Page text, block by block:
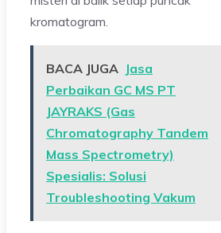
kromatogram.
BACA JUGA Jasa
Perbaikan GC MS PT
JAYRAKS (Gas
Chromatography Tandem
Mass Spectrometry)
Spesialis: Solusi
Troubleshooting Vakum